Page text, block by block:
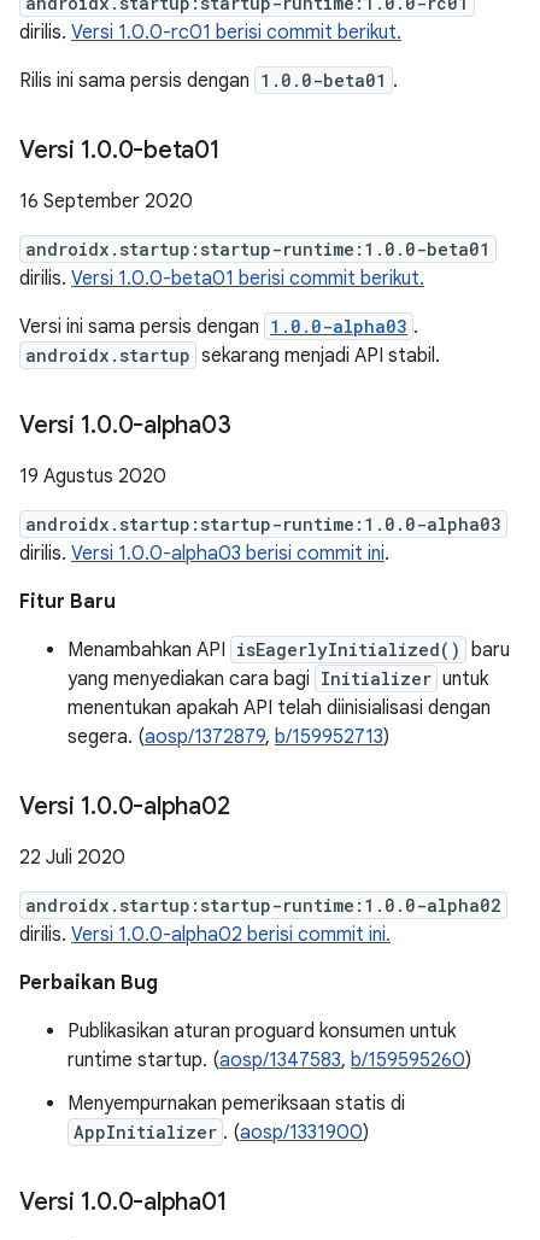
dirilis. Versi 1.0.0-rc01 berisi commit berikut.
Rilis ini sama persis dengan 1.0.0-beta01 .
Versi 1.0.0-beta01
16 September 2020
androidx.startup:startup-runtime:1.0.0-beta01
dirilis. Versi 1.0.0-beta01 berisi commit berikut.
Versi ini sama persis dengan 1.0.0-alpha03 .
androidx.startup sekarang menjadi API stabil.
Versi 1.0.0-alpha03
19 Agustus 2020
androidx.startup:startup-runtime:1.0.0-alpha03
dirilis. Versi 1.0.0-alpha03 berisi commit ini.
Fitur Baru
Menambahkan API isEagerlyInitialized() baru
yang menyediakan cara bagi Initializer untuk
menentukan apakah API telah diinisialisasi dengan
segera. (aosp/1372879, b/159952713)
Versi 1.0.0-alpha02
22 Juli 2020
androidx.startup:startup-runtime:1.0.0-alpha02
dirilis. Versi 1.0.0-alpha02 berisi commit ini.
Perbaikan Bug
Publikasikan aturan proguard konsumen untuk
runtime startup. (aosp/1347583, b/159595260)
Menyempurnakan pemeriksaan statis di
AppInitializer . (aosp/1331900)
Versi 1.0.0-alpha01